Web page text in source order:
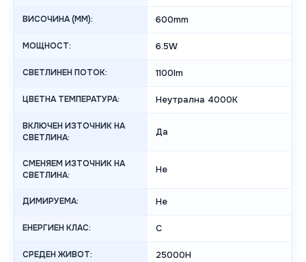
ВИСОЧИНА (MM): 600mm
МОЩНОСТ: 6.5W
СВЕТЛИНЕН ПОТОК: 1100lm
ЦВЕТНА ТЕМПЕРАТУРА: Неутрална 4000K
ВКЛЮЧЕН ИЗТОЧНИК НА
СВЕТЛИНА:
Да
СМЕНЯЕМ ИЗТОЧНИК НА
СВЕТЛИНА:
Не
ДИМИРУЕМА: Не
ЕНЕРГИЕН КЛАС: C
СРЕДЕН ЖИВОТ: 25000H